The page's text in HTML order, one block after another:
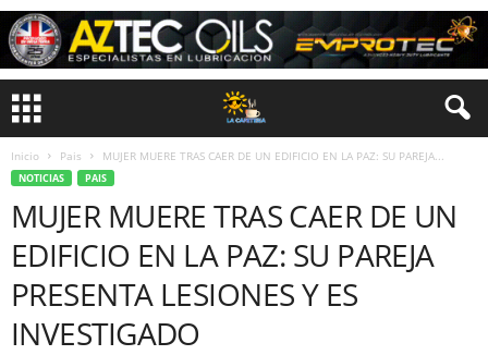
Inicio Pais MUJER MUERE TRAS CAER DE UN EDIFICIO EN LA PAZ: SU PAREJA...
NOTICIAS PAIS
MUJER MUERE TRAS CAER DE UN
EDIFICIO EN LA PAZ: SU PAREJA
PRESENTA LESIONES Y ES
INVESTIGADO